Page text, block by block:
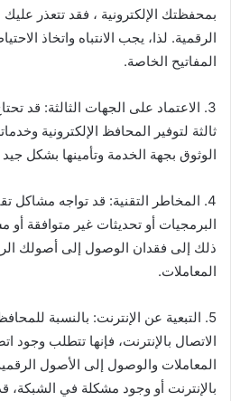
بمحفظتك الإلكترونية ، فقد تتعذر
الرقمية. لذا، يجب الانتباه واتخاذ
المفاتيح الخاصة.
3. الاعتماد على الجهات الثالثة: قد
ثالثة لتوفير المحافظ الإلكترونية
الوثوق بجهة الخدمة وتأمينها بشكل
4. المخاطر التقنية: قد تواجه مشاكل
البرمجيات أو تحديثات غير متوافقة
ذلك إلى فقدان الوصول إلى أصولك
المعاملات.
5. التبعية عن الإنترنت: بالنسبة
الاتصال بالإنترنت، فإنها تتطلب وجود
المعاملات والوصول إلى الأصول
بالإنترنت أو وجود مشكلة في الشبكة،